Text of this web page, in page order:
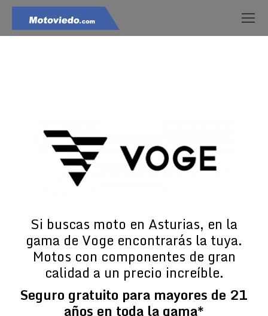
Si buscas moto en Asturias, en la
gama de Voge encontrarás la tuya.
Motos con componentes de gran
calidad a un precio increíble.
Seguro gratuito para mayores de 21
años en toda la gama*